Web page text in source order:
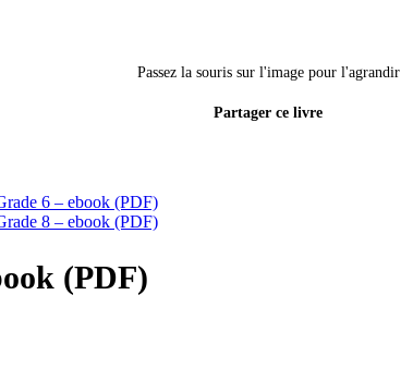
Passez la souris sur l'image pour l'agrandir
Partager ce livre
6 – ebook (PDF)
8 – ebook (PDF)
(PDF)